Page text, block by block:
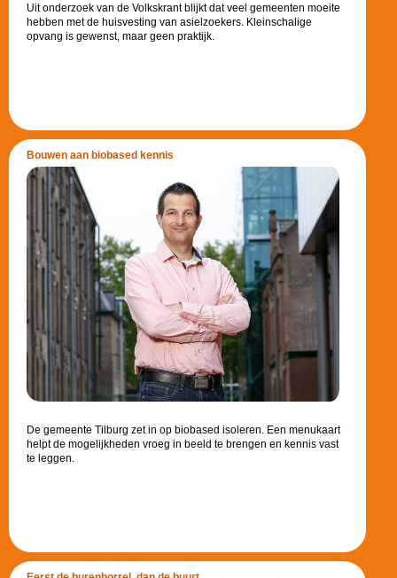
Uit onderzoek van de Volkskrant blijkt dat veel gemeenten moeite
hebben met de huisvesting van asielzoekers. Kleinschalige
opvang is gewenst, maar geen praktijk.
Bouwen aan biobased kennis
De gemeente Tilburg zet in op biobased isoleren. Een menukaart
helpt de mogelijkheden vroeg in beeld te brengen en kennis vast
te leggen.